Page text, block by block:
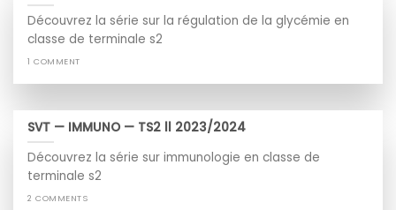
Découvrez la série sur la régulation de la glycémie en
classe de terminale s2
1 COMMENT
SVT — IMMUNO — TS2 ll 2023/2024
Découvrez la série sur immunologie en classe de
terminale s2
2 COMMENTS